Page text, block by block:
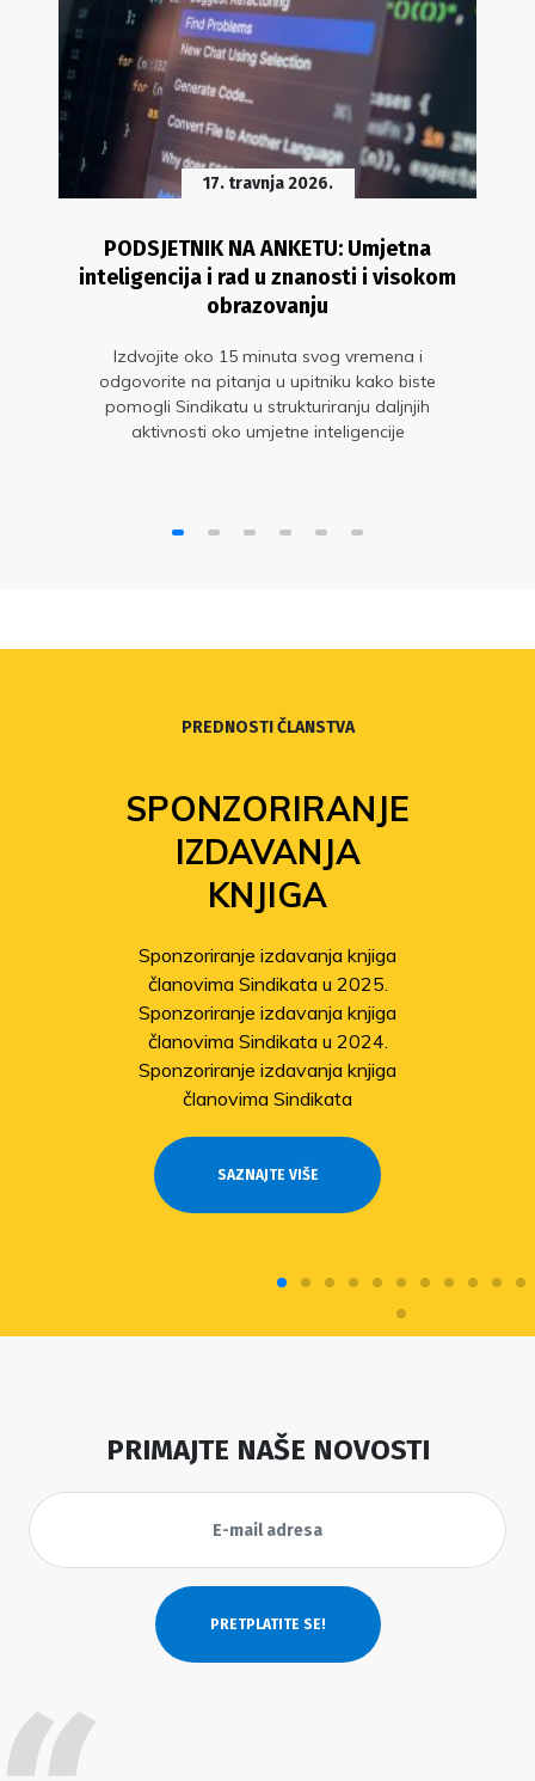
17. travnja 2026.
PODSJETNIK NA ANKETU: Umjetna
inteligencija i rad u znanosti i visokom
obrazovanju
Izdvojite oko 15 minuta svog vremena i
odgovorite na pitanja u upitniku kako biste
pomogli Sindikatu u strukturiranju daljnjih
aktivnosti oko umjetne inteligencije
PREDNOSTI ČLANSTVA
SPONZORIRANJE
IZDAVANJA
KNJIGA
Sponzoriranje izdavanja knjiga
članovima Sindikata u 2025.
Sponzoriranje izdavanja knjiga
članovima Sindikata u 2024.
Sponzoriranje izdavanja knjiga
članovima Sindikata
SAZNAJTE VIŠE
PRIMAJTE NAŠE NOVOSTI